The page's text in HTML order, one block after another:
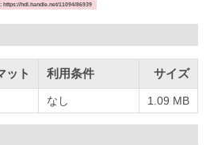
https://hdl.handle.net/11094/86939
ット 利用条件 サイズ
なし 1.09 MB